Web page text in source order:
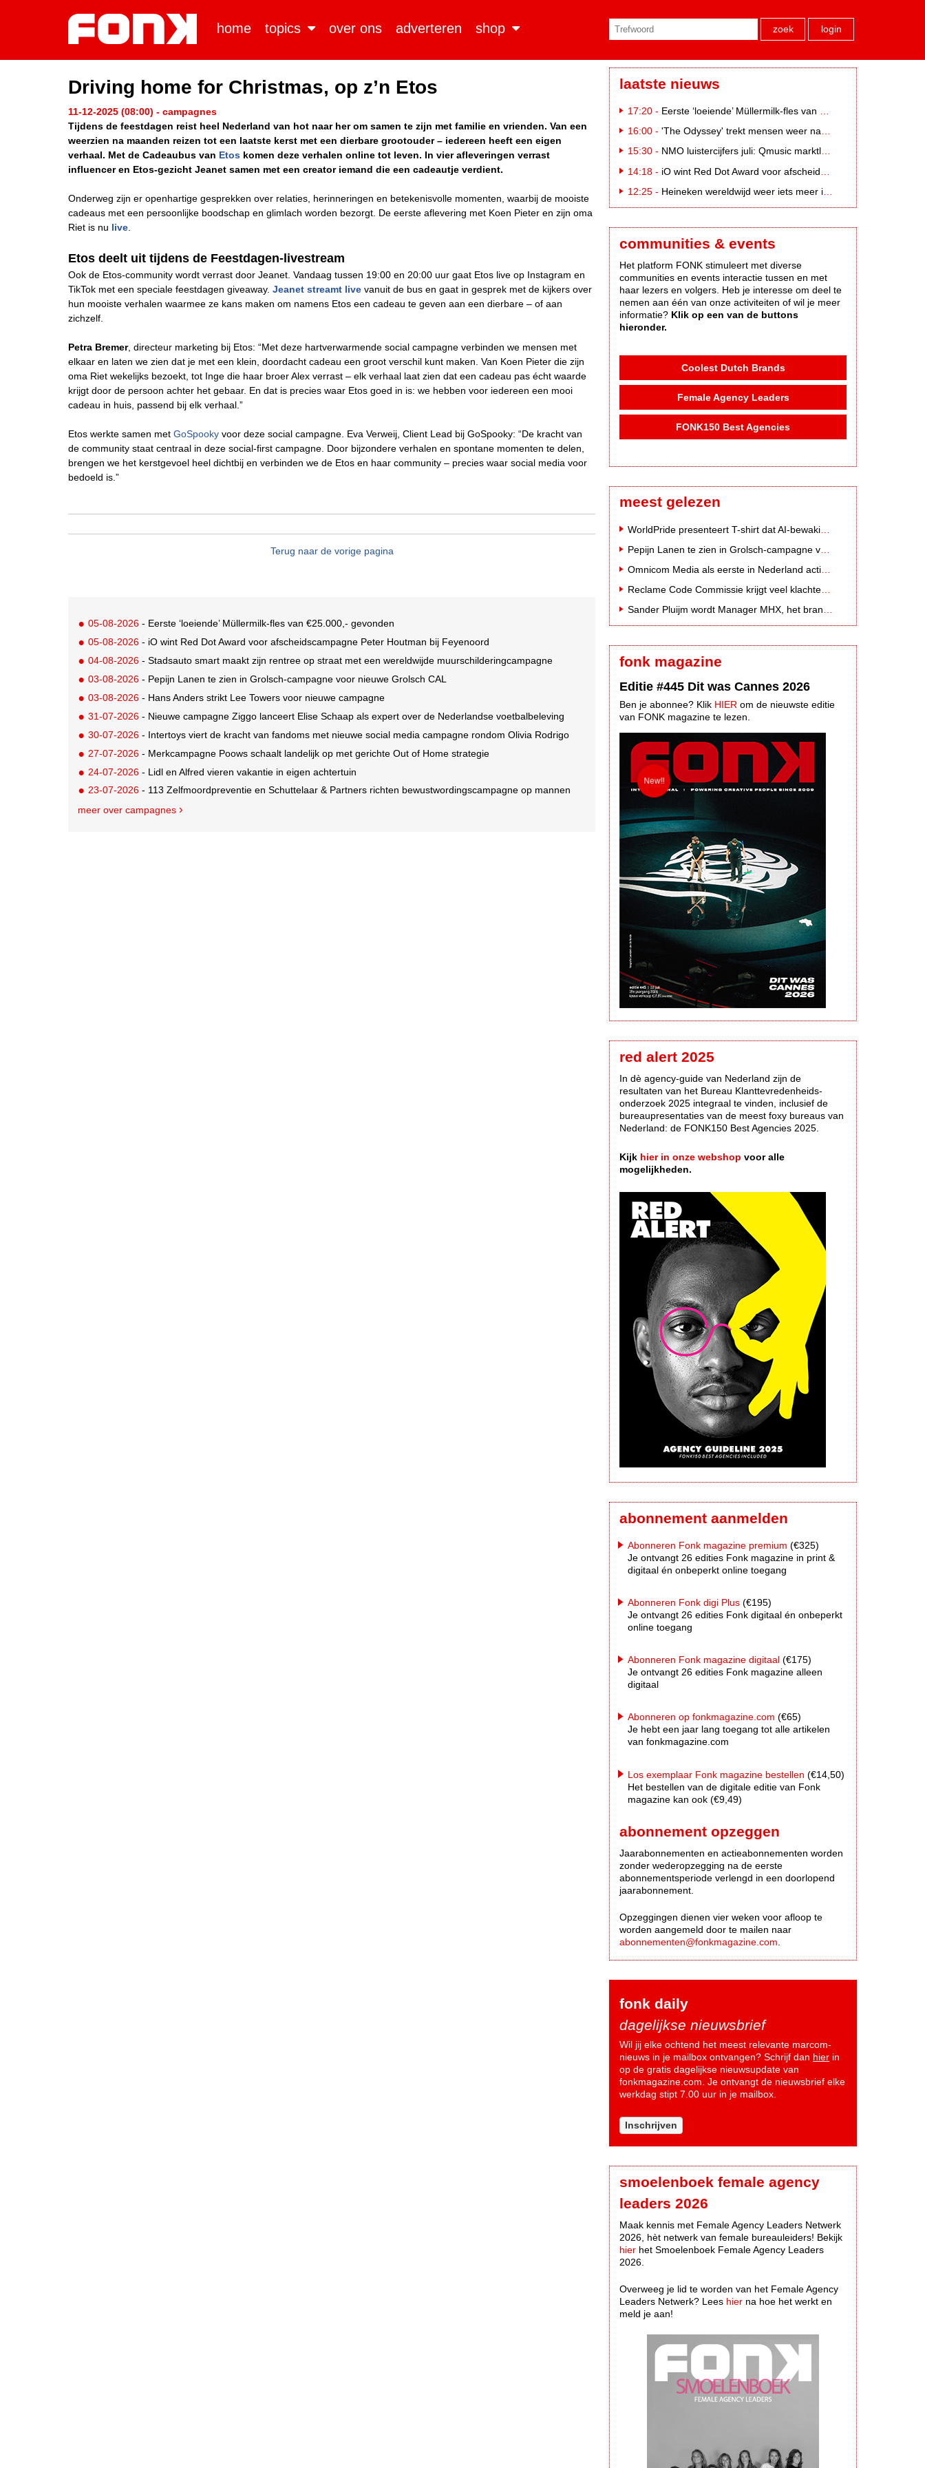
home topics over ons adverteren shop zoek login
Driving home for Christmas, op z’n Etos
11-12-2025 (08:00) - campagnes
Tijdens de feestdagen reist heel Nederland van hot naar her om samen te zijn met familie en vrienden. Van een
weerzien na maanden reizen tot een laatste kerst met een dierbare grootouder – iedereen heeft een eigen
verhaal. Met de Cadeaubus van Etos komen deze verhalen online tot leven. In vier afleveringen verrast
influencer en Etos-gezicht Jeanet samen met een creator iemand die een cadeautje verdient.
Onderweg zijn er openhartige gesprekken over relaties, herinneringen en betekenisvolle momenten, waarbij de mooiste
cadeaus met een persoonlijke boodschap en glimlach worden bezorgt. De eerste aflevering met Koen Pieter en zijn oma
Riet is nu live
Etos deelt uit tijdens de Feestdagen-livestream
Ook de Etos-community wordt verrast door Jeanet. Vandaag tussen 19:00 en 20:00 uur gaat Etos live op Instagram en
TikTok met een speciale feestdagen giveaway. Jeanet streamt live vanuit de bus en gaat in gesprek met de kijkers over
hun mooiste verhalen waarmee ze kans maken om namens Etos een cadeau te geven aan een dierbare – of aan
zichzelf.
Petra Bremer, directeur marketing bij Etos: “Met deze hartverwarmende social campagne verbinden we mensen met
elkaar en laten we zien dat je met een klein, doordacht cadeau een groot verschil kunt maken. Van Koen Pieter die zijn
oma Riet wekelijks bezoekt, tot Inge die haar broer Alex verrast – elk verhaal laat zien dat een cadeau pas écht waarde
krijgt door de persoon achter het gebaar. En dat is precies waar Etos goed in is: we hebben voor iedereen een mooi
cadeau in huis, passend bij elk verhaal.”
Etos werkte samen met GoSpooky voor deze social campagne. Eva Verweij, Client Lead bij GoSpooky: “De kracht van
de community staat centraal in deze social-first campagne. Door bijzondere verhalen en spontane momenten te delen,
brengen we het kerstgevoel heel dichtbij en verbinden we de Etos en haar community – precies waar social media voor
bedoeld is.”
Terug naar de vorige pagina
05-08-2026 - Eerste ‘loeiende’ Müllermilk-fles van €25.000,- gevonden
05-08-2026 - iO wint Red Dot Award voor afscheidscampagne Peter Houtman bij Feyenoord
04-08-2026 - Stadsauto smart maakt zijn rentree op straat met een wereldwijde muurschilderingcampagne
03-08-2026 - Pepijn Lanen te zien in Grolsch-campagne voor nieuwe Grolsch CAL
03-08-2026 - Hans Anders strikt Lee Towers voor nieuwe campagne
31-07-2026 - Nieuwe campagne Ziggo lanceert Elise Schaap als expert over de Nederlandse voetbalbeleving
30-07-2026 - Intertoys viert de kracht van fandoms met nieuwe social media campagne rondom Olivia Rodrigo
27-07-2026 - Merkcampagne Poows schaalt landelijk op met gerichte Out of Home strategie
24-07-2026 - Lidl en Alfred vieren vakantie in eigen achtertuin
23-07-2026 - 113 Zelfmoordpreventie en Schuttelaar & Partners richten bewustwordingscampagne op mannen
meer over campagnes
laatste nieuws
17:20 - Eerste ‘loeiende’ Müllermilk-fles van €25.000,- gevonden
16:00 - 'The Odyssey' trekt mensen weer naar de bioscoop
15:30 - NMO luistercijfers juli: Qmusic marktleider, gevolgd door NPO2 en 538
14:18 - iO wint Red Dot Award voor afscheidscampagne Peter Houtman bij Feyenoord
12:25 - Heineken wereldwijd weer iets meer in trek
communities & events
Het platform FONK stimuleert met diverse
communities en events interactie tussen en met
haar lezers en volgers. Heb je interesse om deel te
nemen aan één van onze activiteiten of wil je meer
informatie? Klik op een van de buttons
hieronder.
Coolest Dutch Brands
Female Agency Leaders
FONK150 Best Agencies
meest gelezen
Sander Pluijm wordt Manager MHX, het branded content label van Mediahuis
fonk magazine
Editie #445 Dit was Cannes 2026
Ben je abonnee? Klik HIER om de nieuwste editie
van FONK magazine te lezen.
red alert 2025
In dè agency-guide van Nederland zijn de
resultaten van het Bureau Klanttevredenheids-
onderzoek 2025 integraal te vinden, inclusief de
bureaupresentaties van de meest foxy bureaus van
Nederland: de FONK150 Best Agencies 2025.
Kijk hier in onze webshop voor alle
mogelijkheden.
abonnement aanmelden
Abonneren Fonk magazine premium (€325)
Je ontvangt 26 edities Fonk magazine in print &
digitaal én onbeperkt online toegang
Abonneren Fonk digi Plus (€195)
Je ontvangt 26 edities Fonk digitaal én onbeperkt
online toegang
Abonneren Fonk magazine digitaal (€175)
Je ontvangt 26 edities Fonk magazine alleen
digitaal
Abonneren op fonkmagazine.com (€65)
Je hebt een jaar lang toegang tot alle artikelen
van fonkmagazine.com
Los exemplaar Fonk magazine bestellen (€14,50)
Het bestellen van de digitale editie van Fonk
magazine kan ook (€9,49)
abonnement opzeggen
Jaarabonnementen en actieabonnementen worden
zonder wederopzegging na de eerste
abonnementsperiode verlengd in een doorlopend
jaarabonnement.
Opzeggingen dienen vier weken voor afloop te
worden aangemeld door te mailen naar
abonnementen@fonkmagazine.com
fonk daily
dagelijkse nieuwsbrief
Wil jij elke ochtend het meest relevante marcom-
nieuws in je mailbox ontvangen? Schrijf dan hier in
op de gratis dagelijkse nieuwsupdate van
fonkmagazine.com. Je ontvangt de nieuwsbrief elke
werkdag stipt 7.00 uur in je mailbox.
Inschrijven
smoelenboek female agency
leaders 2026
Maak kennis met Female Agency Leaders Netwerk
2026, hèt netwerk van female bureauleiders! Bekijk
hier het Smoelenboek Female Agency Leaders
2026.
Overweeg je lid te worden van het Female Agency
Leaders Netwerk? Lees hier na hoe het werkt en
meld je aan!